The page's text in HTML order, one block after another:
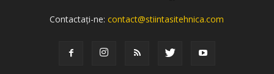
Contactați-ne:contact@stiintasitehnica.com